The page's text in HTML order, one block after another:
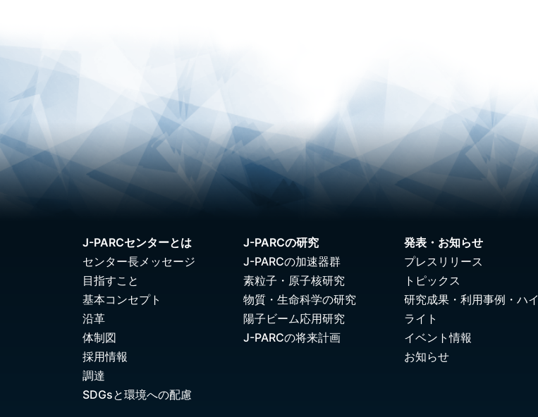
J-PARCセンターとは
センター長メッセージ
目指すこと
基本コンセプト
沿革
体制図
採用情報
調達
SDGsと環境への配慮
J-PARCの研究
J-PARCの加速器群
素粒子・原子核研究
物質・生命科学の研究
陽子ビーム応用研究
J-PARCの将来計画
発表・お知らせ
プレスリリース
トピックス
研究成果・利用事例・ハイ
ライト
イベント情報
お知らせ